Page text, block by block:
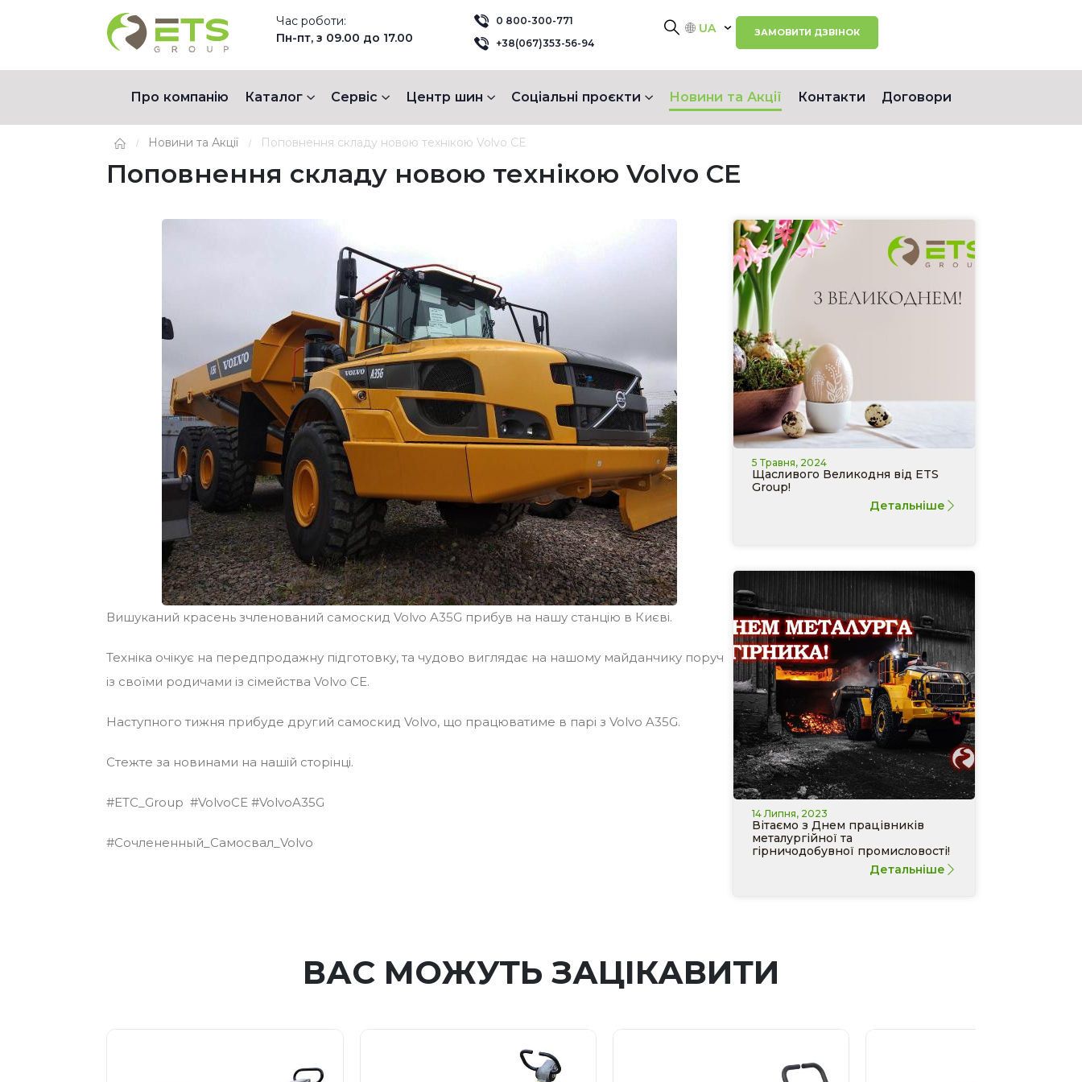
Час роботи:
Пн-пт, з 09.00 до 17.00
0 800-300-771
+38(067)353-56-94
UA ЗАМОВИТИ ДЗВІНОК
Про компанію Каталог Сервіс Центр шин Соціальні проєкти Новини та Акції Контакти Договори
Новини та Акції Поповнення складу новою технікою Volvo CE
Поповнення складу новою технікою Volvo CE
Вишуканий красень зчленований самоскид Volvo A35G прибув на нашу станцію в Києві.
Техніка очікує на передпродажну підготовку, та чудово виглядає на нашому майданчику поруч
із своїми родичами із сімейства Volvo CЕ.
Наступного тижня прибуде другий самоскид Volvo, що працюватиме в парі з Volvo A35G.
Стежте за новинами на нашій сторінці.
#ETC_Group #VolvoCE #VolvoA35G
#Сочлененный_Самосвал_Volvo
5 Травня, 2024
Щасливого Великодня від ETS
Group!
Детальніше
14 Липня, 2023
Вітаємо з Днем працівників
металургійної та
гірничодобувної промисловості!
Детальніше
ВАС МОЖУТЬ ЗАЦІКАВИТИ